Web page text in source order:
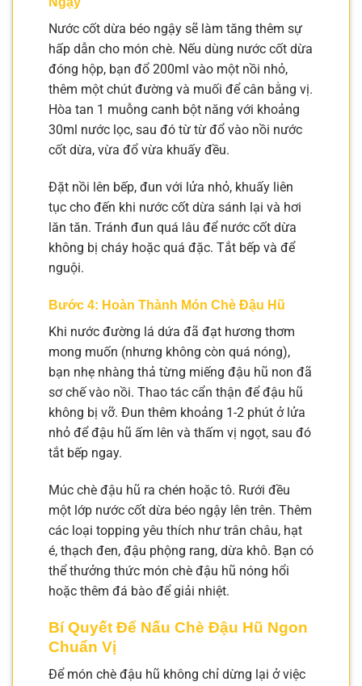
Nước cốt dừa béo ngậy sẽ làm tăng thêm sự
hấp dẫn cho món chè. Nếu dùng nước cốt dừa
đóng hộp, bạn đổ 200ml vào một nồi nhỏ,
thêm một chút đường và muối để cân bằng vị.
Hòa tan 1 muỗng canh bột năng với khoảng
30ml nước lọc, sau đó từ từ đổ vào nồi nước
cốt dừa, vừa đổ vừa khuấy đều.
Đặt nồi lên bếp, đun với lửa nhỏ, khuấy liên
tục cho đến khi nước cốt dừa sánh lại và hơi
lăn tăn. Tránh đun quá lâu để nước cốt dừa
không bị cháy hoặc quá đặc. Tắt bếp và để
nguội.
Bước 4: Hoàn Thành Món Chè Đậu Hũ
Khi nước đường lá dứa đã đạt hương thơm
mong muốn (nhưng không còn quá nóng),
bạn nhẹ nhàng thả từng miếng đậu hũ non đã
sơ chế vào nồi. Thao tác cẩn thận để đậu hũ
không bị vỡ. Đun thêm khoảng 1-2 phút ở lửa
nhỏ để đậu hũ ấm lên và thấm vị ngọt, sau đó
tắt bếp ngay.
Múc chè đậu hũ ra chén hoặc tô. Rưới đều
một lớp nước cốt dừa béo ngậy lên trên. Thêm
các loại topping yêu thích như trân châu, hạt
é, thạch đen, đậu phộng rang, dừa khô. Bạn có
thể thưởng thức món chè đậu hũ nóng hổi
hoặc thêm đá bào để giải nhiệt.
Bí Quyết Để Nấu Chè Đậu Hũ Ngon
Chuẩn Vị
Để món chè đậu hũ không chỉ dừng lại ở việc